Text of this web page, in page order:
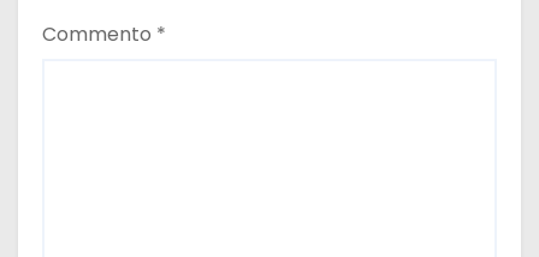
Commento *